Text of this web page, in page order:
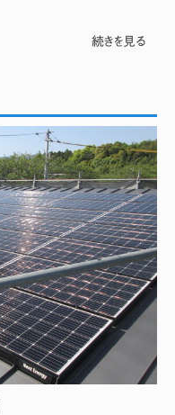
続きを見る